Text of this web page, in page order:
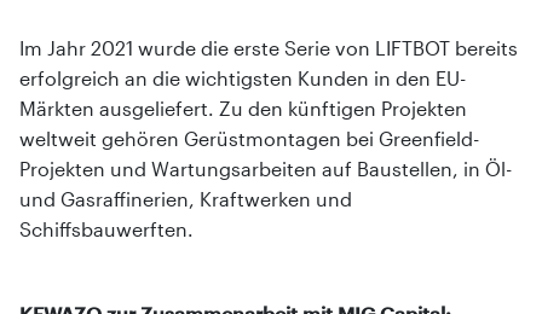
Im Jahr 2021 wurde die erste Serie von LIFTBOT bereits
erfolgreich an die wichtigsten Kunden in den EU-
Märkten ausgeliefert. Zu den künftigen Projekten
weltweit gehören Gerüstmontagen bei Greenfield-
Projekten und Wartungsarbeiten auf Baustellen, in Öl-
und Gasraffinerien, Kraftwerken und
Schiffsbauwerften.